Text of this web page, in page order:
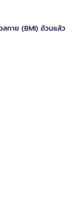
ลกาย (BMI) อ้วนแล้ว